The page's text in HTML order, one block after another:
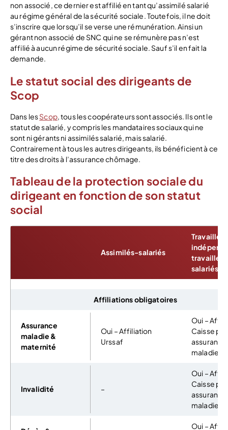
non associé, ce dernier est affilié en tant qu’assimilé salarié
au régime général de la sécurité sociale. Toutefois, il ne doit
s’inscrire que lorsqu’il se verse une rémunération. Ainsi un
gérant non associé de SNC qui ne se rémunère pas n’est
affilié à aucun régime de sécurité sociale. Sauf s’il en fait la
demande.
Le statut social des dirigeants de
Scop
Dans lesScop, tous les coopérateurs sont associés. Ils ont le
statut de salarié, y compris les mandataires sociaux qui ne
sont ni gérants ni assimilés salarié, mais salarié.
Contrairement à tous les autres dirigeants, ils bénéficient à ce
titre des droits à l’assurance chômage.
Tableau de la protection sociale du
dirigeant en fonction de son statut
social
Assimilés-salariés
Travailleur
salariés
Affiliations obligatoires
Assurance
maladie &
maternité
Oui – Affiliation
Urssaf
Oui –
Caisse
assurance
maladie
Invalidité –
Oui –
Caisse
assurance
maladie
Oui –